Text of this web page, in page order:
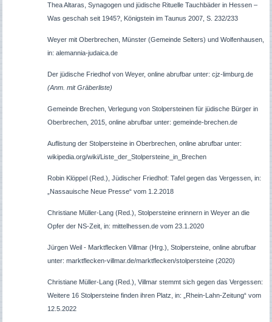
Thea Altaras, Synagogen und jüdische Rituelle Tauchbäder in Hessen –
Was geschah seit 1945?, Königstein im Taunus 2007, S. 232/233
Weyer mit Oberbrechen, Münster (Gemeinde Selters) und Wolfenhausen,
in: alemannia-judaica.de
Der jüdische Friedhof von Weyer, online abrufbar unter: cjz-limburg.de
(Anm. mit Gräberliste)
Gemeinde Brechen, Verlegung von Stolpersteinen für jüdische Bürger in
Oberbrechen, 2015, online abrufbar unter: gemeinde-brechen.de
Auflistung der Stolpersteine in Oberbrechen, online abrufbar unter:
wikipedia.org/wiki/Liste_der_Stolpersteine_in_Brechen
Robin Klöppel (Red.), Jüdischer Friedhof: Tafel gegen das Vergessen, in:
„Nassauische Neue Presse“ vom 1.2.2018
Christiane Müller-Lang (Red.), Stolpersteine erinnern in Weyer an die
Opfer der NS-Zeit, in: mittelhessen.de vom 23.1.2020
Jürgen Weil - Marktflecken Villmar (Hrg.), Stolpersteine, online abrufbar
unter: marktflecken-villmar.de/marktflecken/stolpersteine (2020)
Christiane Müller-Lang (Red.), Villmar stemmt sich gegen das Vergessen:
Weitere 16 Stolpersteine finden ihren Platz, in: „Rhein-Lahn-Zeitung“ vom
12.5.2022